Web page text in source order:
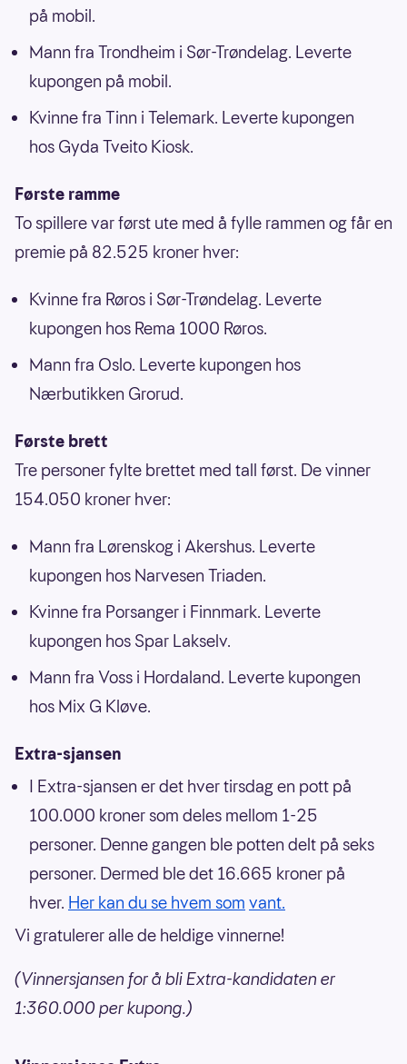
på mobil.
Mann fra Trondheim i Sør-Trøndelag. Leverte
kupongen på mobil.
Kvinne fra Tinn i Telemark. Leverte kupongen
hos Gyda Tveito Kiosk.
Første ramme
To spillere var først ute med å fylle rammen og får en
premie på 82.525 kroner hver:
Kvinne fra Røros i Sør-Trøndelag. Leverte
kupongen hos Rema 1000 Røros.
Mann fra Oslo. Leverte kupongen hos
Nærbutikken Grorud.
Første brett
Tre personer fylte brettet med tall først. De vinner
154.050 kroner hver:
Mann fra Lørenskog i Akershus. Leverte
kupongen hos Narvesen Triaden.
Kvinne fra Porsanger i Finnmark. Leverte
kupongen hos Spar Lakselv.
Mann fra Voss i Hordaland. Leverte kupongen
hos Mix G Kløve.
Extra-sjansen
I Extra-sjansen er det hver tirsdag en pott på
100.000 kroner som deles mellom 1-25
personer. Denne gangen ble potten delt på seks
personer. Dermed ble det 16.665 kroner på
hver. Her kan du se hvem som vant.
Vi gratulerer alle de heldige vinnerne!
(Vinnersjansen for å bli Extra-kandidaten er
1:360.000 per kupong.)